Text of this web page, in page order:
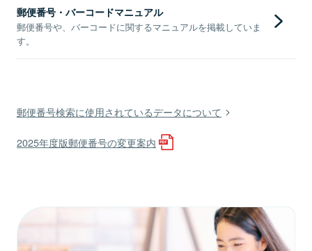
郵便番号・バーコードマニュアル
郵便番号や、バーコードに関するマニュアルを掲載していま
す。
郵便番号検索に使用されているデータについて
2025年度版郵便番号の変更案内